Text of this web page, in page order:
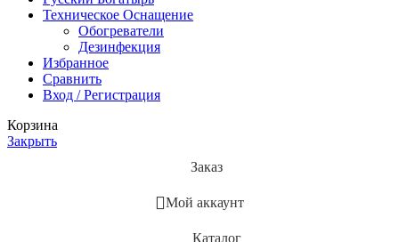
Техническое Оснащение
Обогреватели
Дезинфекция
Избранное
Сравнить
Вход / Регистрация
Корзина
Закрыть
Заказ
Мой аккаунт
Каталог